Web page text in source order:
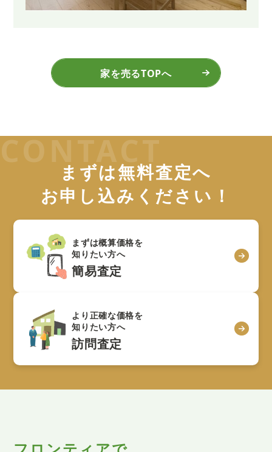
家を売るTOPへ
まずは無料査定へ
お申し込みください！
まずは概算価格を
知りたい方へ
簡易査定
より正確な価格を
知りたい方へ
訪問査定